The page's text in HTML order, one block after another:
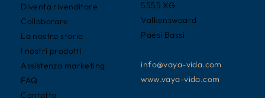
5555 XG
Valkenswaard
Paesi Bassi
info@vaya-vida.com
www.vaya-vida.com
Diventa rivenditore
Collaborare
La nostra storia
I nostri prodotti
Assistenza marketing
FAQ
Contatto